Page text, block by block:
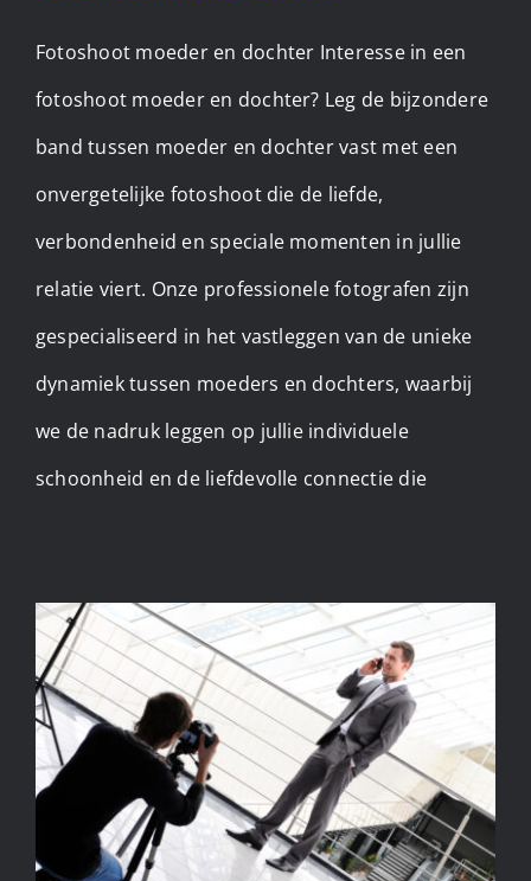
Fotoshoot moeder en dochter Interesse in een
fotoshoot moeder en dochter? Leg de bijzondere
band tussen moeder en dochter vast met een
onvergetelijke fotoshoot die de liefde,
verbondenheid en speciale momenten in jullie
relatie viert. Onze professionele fotografen zijn
gespecialiseerd in het vastleggen van de unieke
dynamiek tussen moeders en dochters, waarbij
we de nadruk leggen op jullie individuele
schoonheid en de liefdevolle connectie die
Zakelijke fotoshoot